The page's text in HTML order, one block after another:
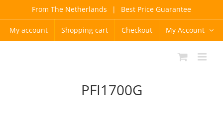
content
From The Netherlands | Best Price Guarantee
My account Shopping cart Checkout My Account
PFI1700G